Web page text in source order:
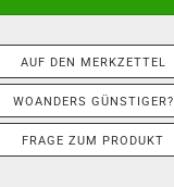
AUF DEN MERKZETTEL
WOANDERS GÜNSTIGER?
FRAGE ZUM PRODUKT